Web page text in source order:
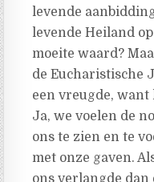
levende
levende Heiland
moeite waard?
de Eucharistische
een vreugde, want
Ja, we voelen de
ons te zien en te
met onze gaven.
ons verlangde